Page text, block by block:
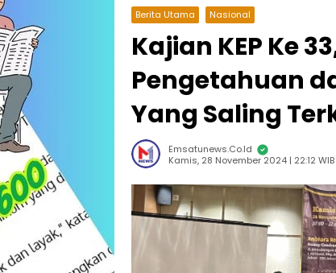
Berita Utama Nasional
Kajian KEP Ke
Pengetahuan
Yang Saling
Emsatunews.co.id
Kamis, 28 November 2024 | 22:12 WIB